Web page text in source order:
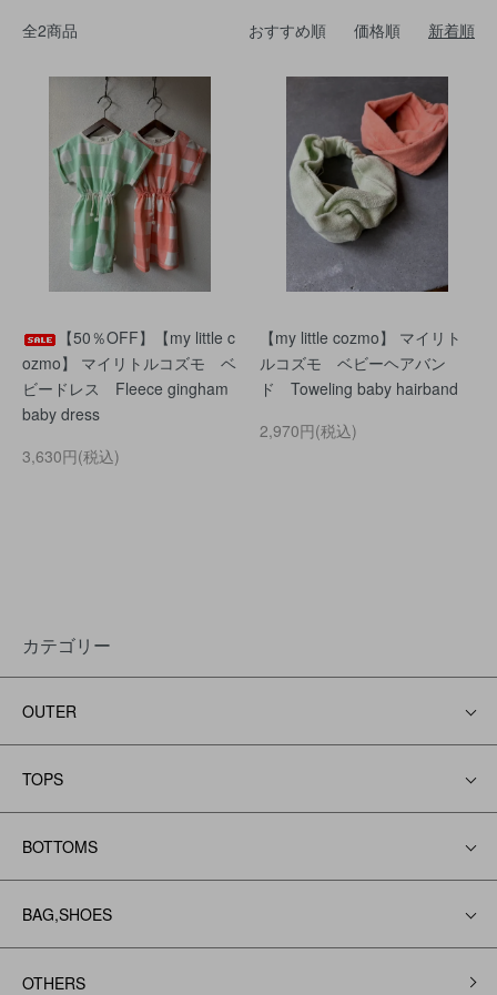
全2商品 おすすめ順 価格順 新着順
【50％OFF】【my little c
ozmo】 マイリトルコズモ ベ
ビードレス Fleece gingham
baby dress
3,630円(税込)
【my little cozmo】 マイリト
ルコズモ ベビーヘアバン
ド Toweling baby hairband
2,970円(税込)
カテゴリー
OUTER
TOPS
BOTTOMS
BAG,SHOES
OTHERS